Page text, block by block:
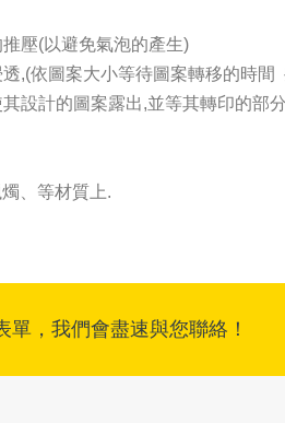
壓(以避免氣泡的產生)
,(依圖案大小等待圖案轉移的時
設計的圖案露出,並等其轉印的部
、等材質上.
，我們會盡速與您聯絡！